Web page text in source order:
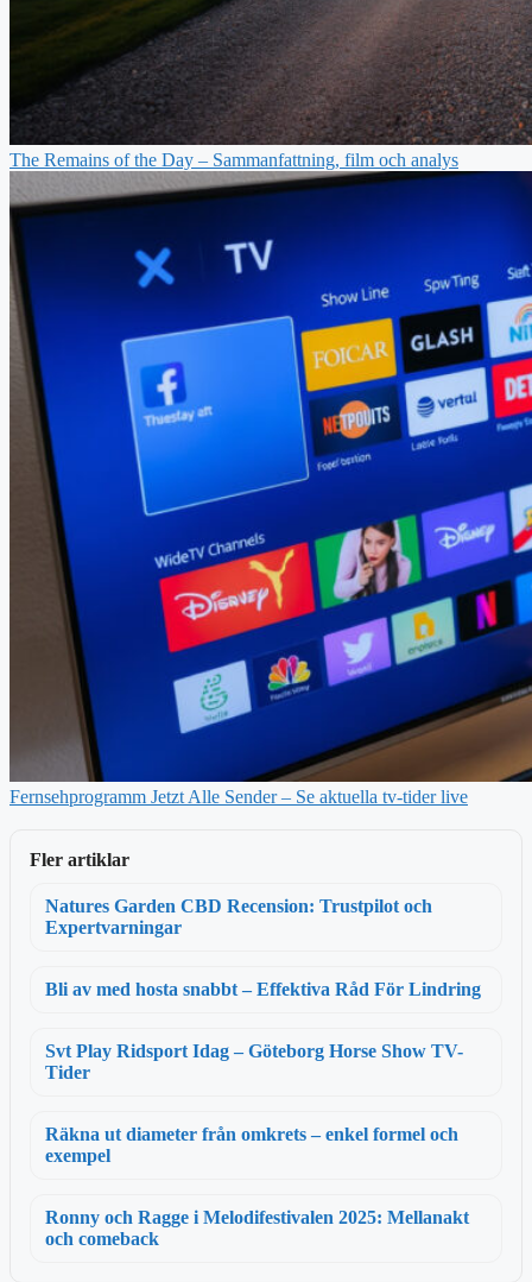
The Remains of the Day – Sammanfattning, film och analys
Fernsehprogramm Jetzt Alle Sender – Se aktuella tv-tider live
Fler artiklar
Natures Garden CBD Recension: Trustpilot och
Expertvarningar
Bli av med hosta snabbt – Effektiva Råd För Lindring
Svt Play Ridsport Idag – Göteborg Horse Show TV-
Tider
Räkna ut diameter från omkrets – enkel formel och
exempel
Ronny och Ragge i Melodifestivalen 2025: Mellanakt
och comeback